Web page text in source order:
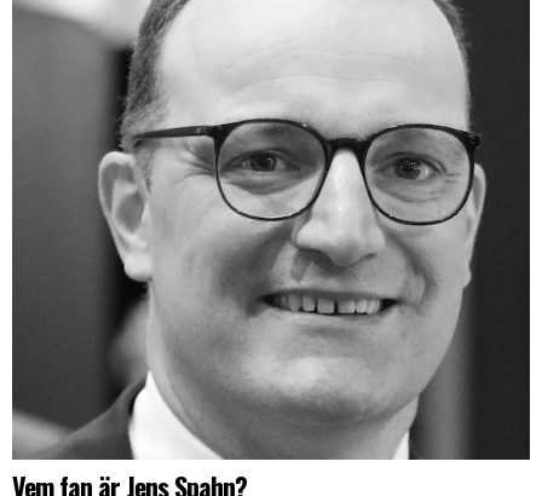
Vem fan är Jens Spahn?